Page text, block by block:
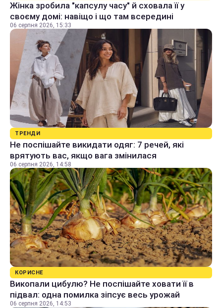
Жінка зробила "капсулу часу" й сховала її у
своєму домі: навіщо і що там всередині
06 серпня 2026, 15:33
ТРЕНДИ
Не поспішайте викидати одяг: 7 речей, які
врятують вас, якщо вага змінилася
06 серпня 2026, 14:58
КОРИСНЕ
Викопали цибулю? Не поспішайте ховати її в
підвал: одна помилка зіпсує весь урожай
06 серпня 2026, 14:53